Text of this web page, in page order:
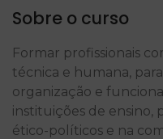
Sobre o curso
Formar profissionais
técnica e humana,
organização e
instituições de ensino,
ético-políticos e na